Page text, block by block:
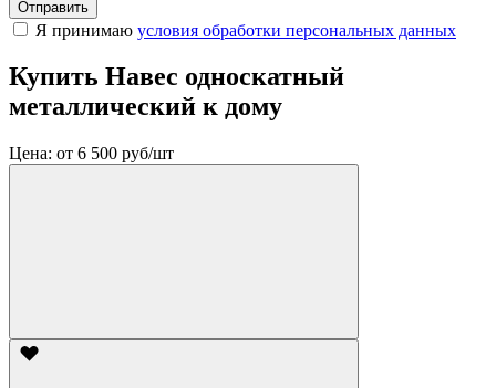
Отправить
Я принимаю условия обработки персональных данных
Купить Навес односкатный
металлический к дому
Цена: от 6 500 руб/шт